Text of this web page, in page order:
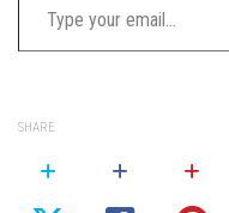
SHARE